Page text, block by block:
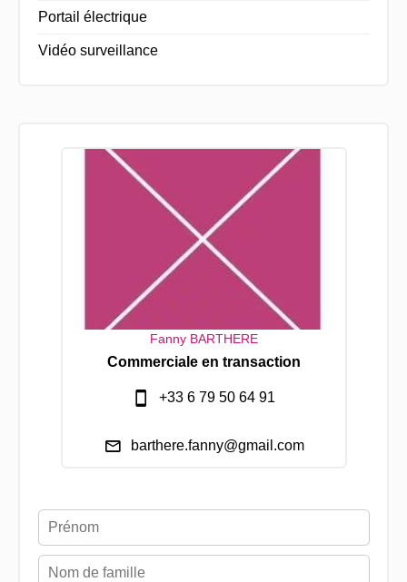
Portail électrique
Vidéo surveillance
Fanny BARTHERE
Commerciale en transaction
+33 6 79 50 64 91
barthere.fanny@gmail.com